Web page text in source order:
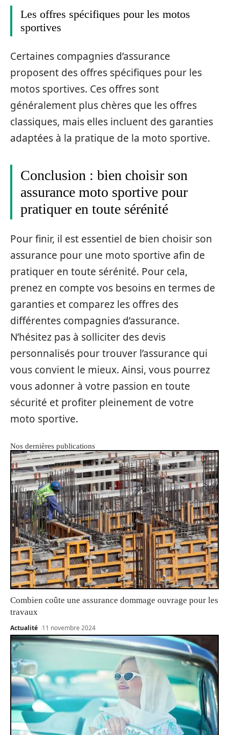
Les offres spécifiques pour les motos
sportives
Certaines compagnies d’assurance
proposent des offres spécifiques pour les
motos sportives. Ces offres sont
généralement plus chères que les offres
classiques, mais elles incluent des garanties
adaptées à la pratique de la moto sportive.
Conclusion : bien choisir son
assurance moto sportive pour
pratiquer en toute sérénité
Pour finir, il est essentiel de bien choisir son
assurance pour une moto sportive afin de
pratiquer en toute sérénité. Pour cela,
prenez en compte vos besoins en termes de
garanties et comparez les offres des
différentes compagnies d’assurance.
N’hésitez pas à solliciter des devis
personnalisés pour trouver l’assurance qui
vous convient le mieux. Ainsi, vous pourrez
vous adonner à votre passion en toute
sécurité et profiter pleinement de votre
moto sportive.
Nos dernières publications
Combien coûte une assurance dommage ouvrage pour les
travaux
Actualité 11 novembre 2024